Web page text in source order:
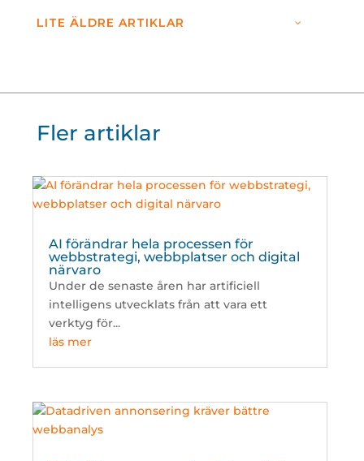
LITE ÄLDRE ARTIKLAR
Fler artiklar
AI förändrar hela processen för
webbstrategi, webbplatser och digital
närvaro
Under de senaste åren har artificiell
intelligens utvecklats från att vara ett
verktyg för...
läs mer